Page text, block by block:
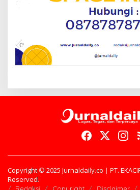
Copyright © 2025 Jurnaldaily.co | PT.
Reserved.